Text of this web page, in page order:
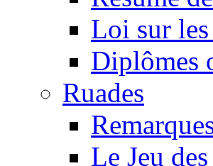
Loi sur
Diplômes
Ruades
Le Jeu